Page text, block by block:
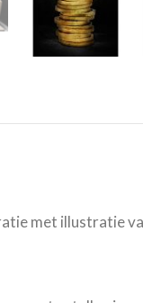
met illustratie